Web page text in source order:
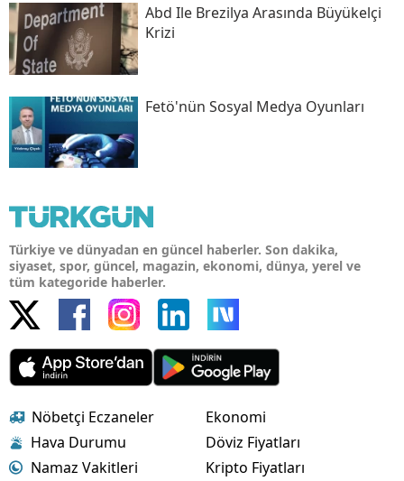
Abd Ile Brezilya Arasında Büyükelçi
Krizi
Fetö'nün Sosyal Medya Oyunları
Türkiye ve dünyadan en güncel haberler. Son dakika,
siyaset, spor, güncel, magazin, ekonomi, dünya, yerel ve
tüm kategoride haberler.
Nöbetçi Eczaneler
Hava Durumu
Namaz Vakitleri
Ekonomi
Döviz Fiyatları
Kripto Fiyatları